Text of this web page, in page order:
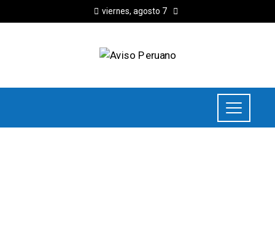
viernes, agosto 7